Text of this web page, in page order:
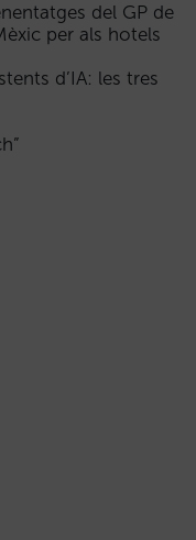
del GP de
per als hotels
d’IA: les tres